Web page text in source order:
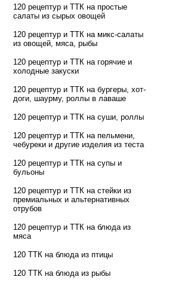
120 рецептур и ТТК на простые
салаты из сырых овощей
120 рецептур и ТТК на микс-салаты
из овощей, мяса, рыбы
120 рецептур и ТТК на горячие и
холодные закуски
120 рецептур и ТТК на бургеры, хот-
доги, шаурму, роллы в лаваше
120 рецептур и ТТК на суши, роллы
120 рецептур и ТТК на пельмени,
чебуреки и другие изделия из теста
120 рецептур и ТТК на супы и
бульоны
120 рецептур и ТТК на стейки из
премиальных и альтернативных
отрубов
120 рецептур и ТТК на блюда из
мяса
120 ТТК на блюда из птицы
120 ТТК на блюда из рыбы